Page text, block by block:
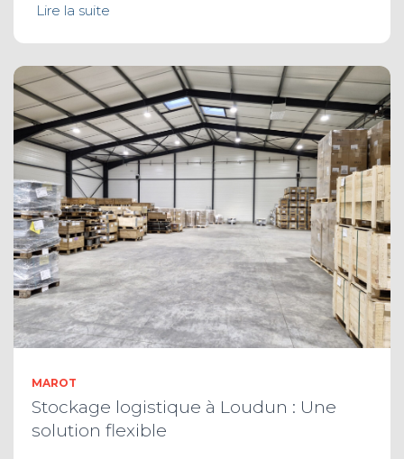
Lire la suite
MAROT
Stockage logistique à Loudun : Une
solution flexible